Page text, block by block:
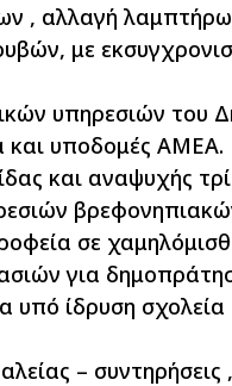
, αλλαγή
με
υπηρεσιών του
και υποδομές ΑΜΕΑ.
και αναψυχής
σε
για
υπό ίδρυση σχολεία
– συντηρήσεις